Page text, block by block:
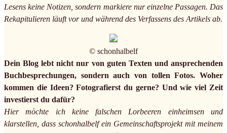
Lesens keine Notizen, sondern markiere nur einzelne Passagen. Das
Rekapitulieren läuft vor und während des Verfassens des Artikels ab.
© schonhalbelf
Dein Blog lebt nicht nur von guten Texten und ansprechenden
Buchbesprechungen, sondern auch von tollen Fotos. Woher
kommen die Ideen? Fotografierst du gerne? Und wie viel Zeit
investierst du dafür?
Hier möchte ich keine falschen Lorbeeren einheimsen und
klarstellen, dass schonhalbelf ein Gemeinschaftsprojekt mit meinem